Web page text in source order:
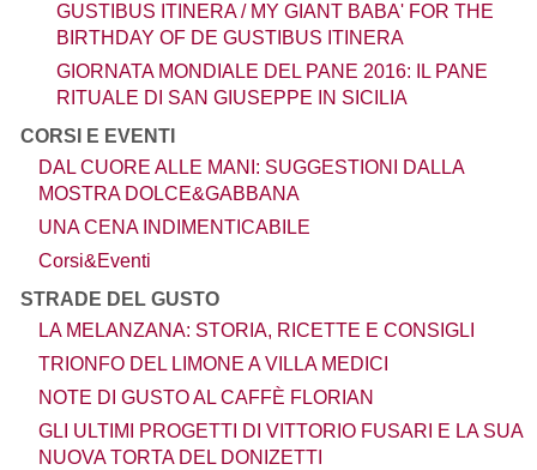
GUSTIBUS ITINERA / MY GIANT BABA' FOR THE
BIRTHDAY OF DE GUSTIBUS ITINERA
GIORNATA MONDIALE DEL PANE 2016: IL PANE
RITUALE DI SAN GIUSEPPE IN SICILIA
CORSI E EVENTI
DAL CUORE ALLE MANI: SUGGESTIONI DALLA
MOSTRA DOLCE&GABBANA
UNA CENA INDIMENTICABILE
Corsi&Eventi
STRADE DEL GUSTO
LA MELANZANA: STORIA, RICETTE E CONSIGLI
TRIONFO DEL LIMONE A VILLA MEDICI
NOTE DI GUSTO AL CAFFÈ FLORIAN
GLI ULTIMI PROGETTI DI VITTORIO FUSARI E LA SUA
NUOVA TORTA DEL DONIZETTI